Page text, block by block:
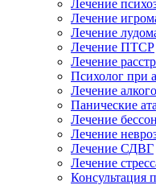
Лечение
Лечение
Лечение
Лечение ПТСР
Лечение
Психолог при
Лечение
Панические
Лечение
Лечение
Лечение СДВГ
Лечение
Консультация